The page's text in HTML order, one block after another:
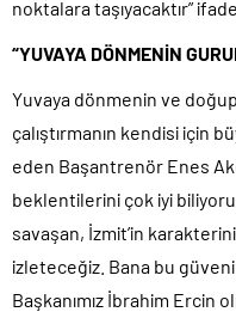
noktalara taşıyacaktır”
“YUVAYA DÖNMENİN
Yuvaya dönmenin ve
çalıştırmanın kendisi için
eden Başantrenör Enes
beklentilerini çok iyi
savaşan, İzmit’in
izleteceğiz. Bana bu
Başkanımız İbrahim Ercin